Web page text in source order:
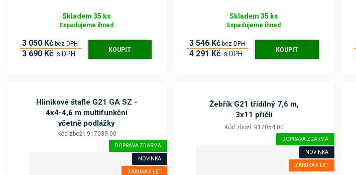
Skladem 35 ks
Expedujeme ihned
3 050 Kč bez DPH
3 690 Kč s DPH KOUPIT
Skladem 35 ks
Expedujeme ihned
3 546 Kč bez DPH
4 291 Kč s DPH KOUPIT
Hliníkové štafle G21 GA SZ -
4x4-4,6 m multifunkční
včetně podlážky
Kód zboží: 917039.00
DOPRAVA ZDARMA
NOVINKA
ZÁRUKA 5 LET
Žebřík G21 třídílný 7,6 m,
3x11 příčlí
Kód zboží: 917054.00
DOPRAVA ZDARMA
NOVINKA
ZÁRUKA 5 LET